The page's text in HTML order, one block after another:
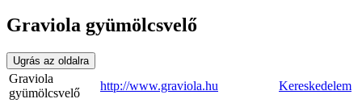
Graviola gyümölcsvelő
Ugrás az oldalra
Graviola
gyümölcsvelő
http://www.graviola.hu
Kereskedelem